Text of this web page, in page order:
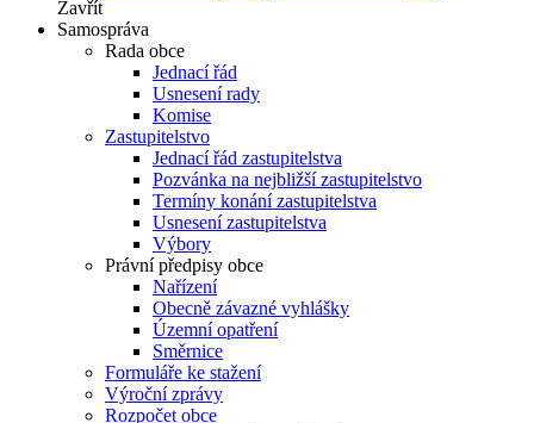
Zavřít
Samospráva
Rada obce
Jednací řád
Usnesení rady
Komise
Zastupitelstvo
Jednací řád zastupitelstva
Pozvánka na nejbližší zastupitelstvo
Termíny konání zastupitelstva
Usnesení zastupitelstva
Výbory
Právní předpisy obce
Nařízení
Obecně závazné vyhlášky
Územní opatření
Směrnice
Formuláře ke stažení
Výroční zprávy
Rozpočet obce